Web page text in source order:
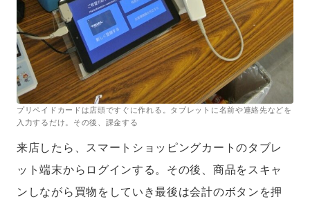
プリペイドカードは店頭ですぐに作れる。タブレットに名前や連絡先などを
入力するだけ。その後、課金する
来店したら、スマートショッピングカートのタブレ
ット端末からログインする。その後、商品をスキャ
ンしながら買物をしていき最後は会計のボタンを押